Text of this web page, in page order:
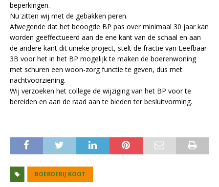
beperkingen.
Nu zitten wij met de gebakken peren.
Afwegende dat het beoogde BP pas over minimaal 30 jaar kan
worden geëffectueerd aan de ene kant van de schaal en aan
de andere kant dit unieke project, stelt de fractie van Leefbaar
3B voor het in het BP mogelijk te maken de boerenwoning
met schuren een woon-zorg functie te geven, dus met
nachtvoorziening.
Wij verzoeken het college de wijziging van het BP voor te
bereiden en aan de raad aan te bieden ter besluitvorming.
BOERDERIJ KOOT